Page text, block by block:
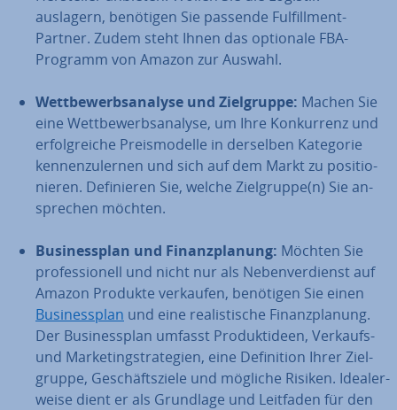
auslagern, benötigen Sie passende Ful­fill­ment-
Partner. Zudem steht Ihnen das optionale FBA-
Programm von Amazon zur Auswahl.
Wett­be­werbs­ana­ly­se und Ziel­grup­pe: Machen Sie
eine Wett­be­werbs­ana­ly­se, um Ihre Kon­kur­renz und
er­folg­rei­che Preis­mo­del­le in derselben Kategorie
ken­nen­zu­ler­nen und sich auf dem Markt zu po­si­tio­
nie­ren. De­fi­nie­ren Sie, welche Ziel­grup­pe(n) Sie an­
spre­chen möchten.
Busi­ness­plan und Fi­nanz­pla­nung: Möchten Sie
pro­fes­sio­nell und nicht nur als Ne­ben­ver­dienst auf
Amazon Produkte verkaufen, benötigen Sie einen
Busi­ness­plan und eine rea­lis­ti­sche Fi­nanz­pla­nung.
Der Busi­ness­plan umfasst Pro­dukt­ideen, Verkaufs-
und Mar­ke­ting­stra­te­gien, eine De­fi­ni­ti­on Ihrer Ziel­
grup­pe, Ge­schäfts­zie­le und mögliche Risiken. Idea­ler­
wei­se dient er als Grundlage und Leitfaden für den